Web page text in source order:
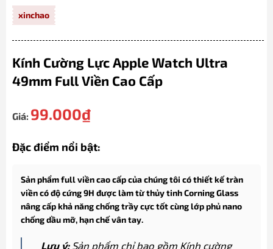
xinchao
Kính Cường Lực Apple Watch Ultra
49mm Full Viền Cao Cấp
Giá: 99.000₫
Đặc điểm nổi bật:
Sản phẩm full viền cao cấp của chúng tôi có thiết kế tràn
viền có độ cứng 9H được làm từ thủy tinh Corning Glass
nâng cấp khả năng chống trầy cực tốt cùng lớp phủ nano
chống dầu mỡ, hạn chế vân tay.
Lưu ý:Sản phẩm chỉ bao gồm Kính cường